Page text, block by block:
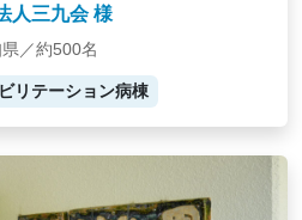
人三九会 様
／約500名
リテーション病棟